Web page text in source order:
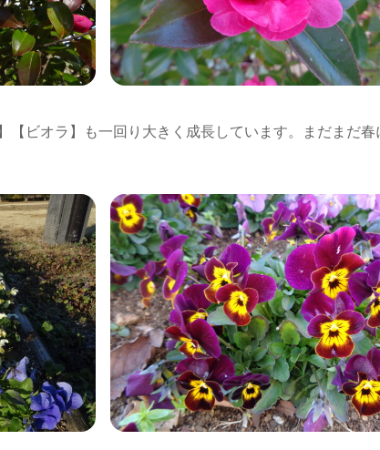
【ビオラ】も一回り大きく成長しています。まだまだ